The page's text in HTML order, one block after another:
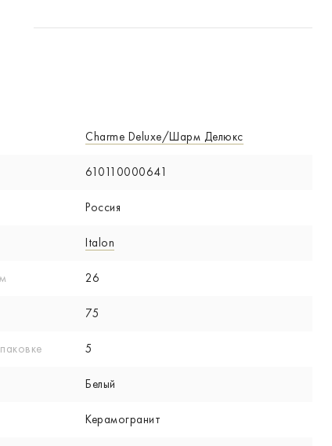
Charme Deluxe/Шарм Делюкс
610110000641
Россия
Italon
26
75
5
Белый
Керамогранит